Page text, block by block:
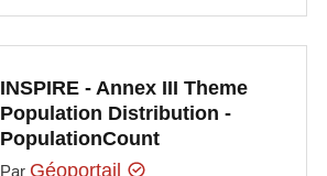
INSPIRE - Annex III Theme
Population Distribution -
PopulationCount
Par Géoportail